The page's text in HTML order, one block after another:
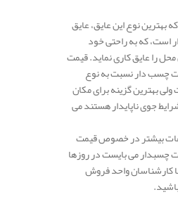
بهترین نوع این عایق، عایق
که به راحتی خود
را عایق کاری نماید. قیمت
چسب دار نسبت به نوع
بهترین گزینه برای مکان
جوی ناپایدار هستند می
بیشتر در خصوص قیمت
چسبدار می بایست در روزها
کارشناسان واحد فروش